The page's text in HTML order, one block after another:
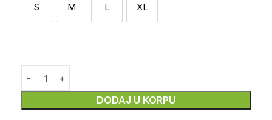
S
S M
M L
L XL
XL
DODAJ U KORPU